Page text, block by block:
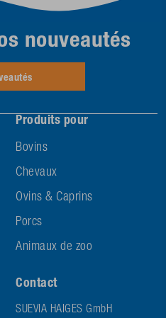
Produits pour
Bovins
Chevaux
Ovins & Caprins
Porcs
Animaux de zoo
Contact
SUEVIA HAIGES GmbH
nouveautés